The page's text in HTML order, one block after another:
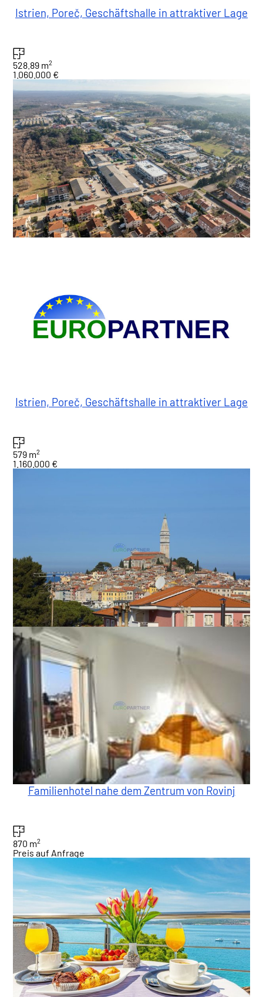
Istrien, Poreč, Geschäftshalle in attraktiver Lage
528.89 m2
1.060.000 €
Istrien, Poreč, Geschäftshalle in attraktiver Lage
579 m2
1.160.000 €
Familienhotel nahe dem Zentrum von Rovinj
870 m2
Preis auf Anfrage